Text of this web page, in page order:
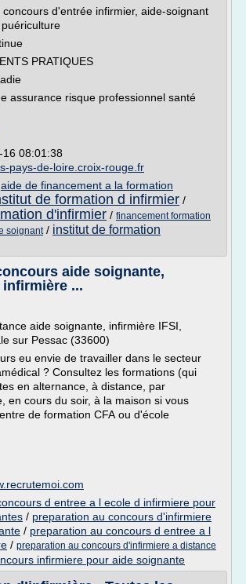
d'entrée infirmier, aide-soignant
PRATIQUES
assurance risque professionnel santé
16 08:01:38
pays-de-loire.croix-rouge.fr
aide de financement a la formation
de formation d infirmier /
d'infirmier / financement formation
soignant/ institut de formation
aide soignante,
...
aide soignante, infirmière IFSI,
sur Pessac (33600)
eu envie de travailler dans le secteur
? Consultez les formations (qui
en alternance, à distance, par
en cours du soir, à la maison si vous
de formation CFA ou d'école
d entree a l ecole d infirmiere pour
/ preparation au concours d'infirmiere
/ preparation au concours d entree a l
/ preparation au concours d'infirmiere a distance
infirmiere pour aide soignante